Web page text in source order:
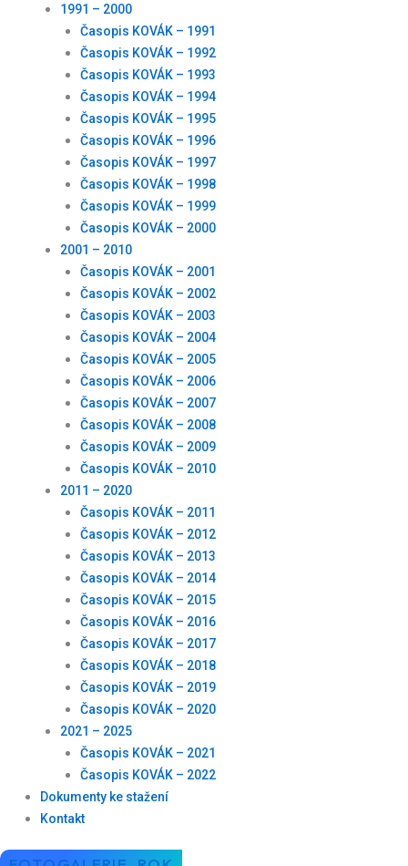
1991 – 2000
Časopis KOVÁK – 1991
Časopis KOVÁK – 1992
Časopis KOVÁK – 1993
Časopis KOVÁK – 1994
Časopis KOVÁK – 1995
Časopis KOVÁK – 1996
Časopis KOVÁK – 1997
Časopis KOVÁK – 1998
Časopis KOVÁK – 1999
Časopis KOVÁK – 2000
2001 – 2010
Časopis KOVÁK – 2001
Časopis KOVÁK – 2002
Časopis KOVÁK – 2003
Časopis KOVÁK – 2004
Časopis KOVÁK – 2005
Časopis KOVÁK – 2006
Časopis KOVÁK – 2007
Časopis KOVÁK – 2008
Časopis KOVÁK – 2009
Časopis KOVÁK – 2010
2011 – 2020
Časopis KOVÁK – 2011
Časopis KOVÁK – 2012
Časopis KOVÁK – 2013
Časopis KOVÁK – 2014
Časopis KOVÁK – 2015
Časopis KOVÁK – 2016
Časopis KOVÁK – 2017
Časopis KOVÁK – 2018
Časopis KOVÁK – 2019
Časopis KOVÁK – 2020
2021 – 2025
Časopis KOVÁK – 2021
Časopis KOVÁK – 2022
Dokumenty ke stažení
Kontakt